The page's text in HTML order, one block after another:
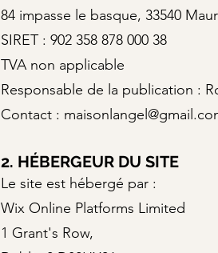
84 impasse le basque, 33540
SIRET : 902 358 878 000 38
TVA non applicable
Responsable de la publication :
Contact :
2. HÉBERGEUR DU SITE
Le site est hébergé par :
Wix Online Platforms Limited
1 Grant's Row,